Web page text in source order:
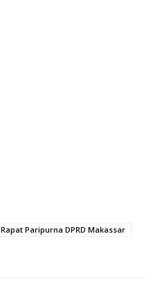
Rapat Paripurna DPRD Makassar